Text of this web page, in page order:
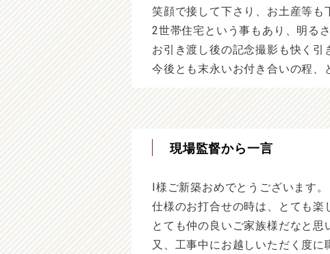
笑顔で接して下さり、お土産等も
2世帯住宅という事もあり、明る
お引き渡し後の記念撮影も快く引
今後とも末永いお付き合いの程、
現場監督から一言
I様ご新築おめでとうございます。
仕様のお打合せの時は、とても
とても仲の良いご家族様だなと思
又、工事中にお越しいただく度